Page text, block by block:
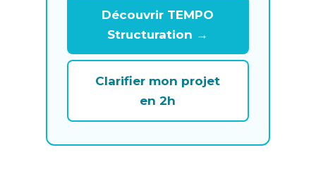
Découvrir TEMPO
Structuration →
Clarifier mon projet
en 2h